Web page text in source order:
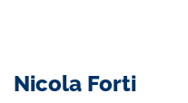
Nicola Forti